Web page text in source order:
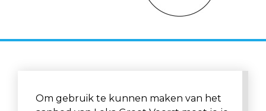
Om gebruik te kunnen maken van het